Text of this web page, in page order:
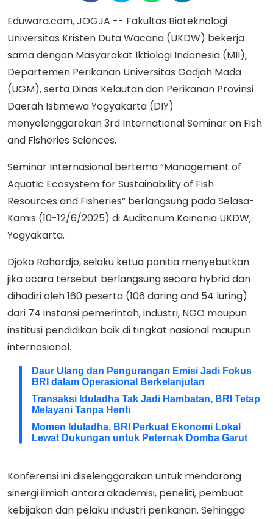
Eduwara.com, JOGJA -- Fakultas Bioteknologi
Universitas Kristen Duta Wacana (UKDW) bekerja
sama dengan Masyarakat Iktiologi Indonesia (MII),
Departemen Perikanan Universitas Gadjah Mada
(UGM), serta Dinas Kelautan dan Perikanan Provinsi
Daerah Istimewa Yogyakarta (DIY)
menyelenggarakan 3rd International Seminar on Fish
and Fisheries Sciences.
Seminar Internasional bertema “Management of
Aquatic Ecosystem for Sustainability of Fish
Resources and Fisheries” berlangsung pada Selasa-
Kamis (10-12/6/2025) di Auditorium Koinonia UKDW,
Yogyakarta.
Djoko Rahardjo, selaku ketua panitia menyebutkan
jika acara tersebut berlangsung secara hybrid dan
dihadiri oleh 160 peserta (106 daring and 54 luring)
dari 74 instansi pemerintah, industri, NGO maupun
institusi pendidikan baik di tingkat nasional maupun
internasional.
Daur Ulang dan Pengurangan Emisi Jadi Fokus
BRI dalam Operasional Berkelanjutan
Transaksi Iduladha Tak Jadi Hambatan, BRI Tetap
Melayani Tanpa Henti
Momen Iduladha, BRI Perkuat Ekonomi Lokal
Lewat Dukungan untuk Peternak Domba Garut
Konferensi ini diselenggarakan untuk mendorong
sinergi ilmiah antara akademisi, peneliti, pembuat
kebijakan dan pelaku industri perikanan. Sehingga